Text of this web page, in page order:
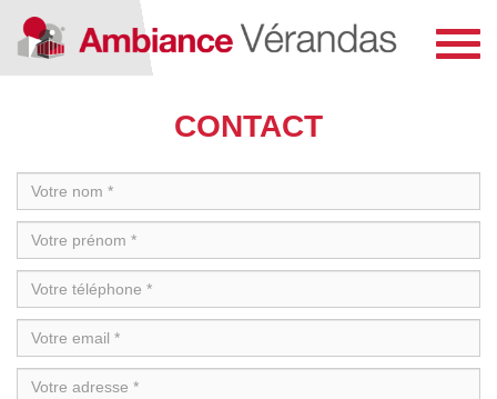
CONTACT